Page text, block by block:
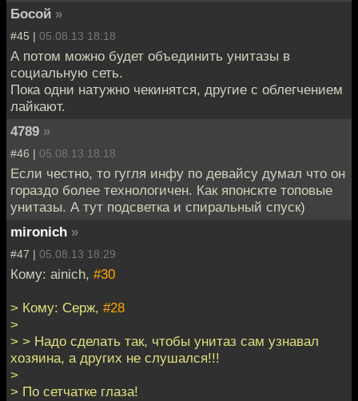
Босой »
#45 | 05.08.13 18:18
А потом можно будет объединить унитазы в
социальную сеть.
Пока одни натужно чекинятся, другие с облегчением
лайкают.
4789 »
#46 | 05.08.13 18:18
Если честно, то гугля инфу по девайсу думал что он
гораздо более технологичен. Как японскте топовые
унитазы. А тут подсветка и спиральный спуск)
mironich »
#47 | 05.08.13 18:29
Кому: ainich, #30
> Кому: Серж, #28
>
> > Надо сделать так, чтобы унитаз сам узнавал
хозяина, а других не слушался!!!
>
> По сетчатке глаза!